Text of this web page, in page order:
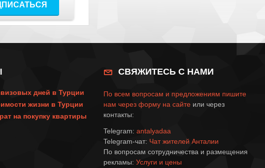
дней в Турции
жизни в Турции
на покупку квартиры
СВЯЖИТЕСЬ С НАМИ
По всем вопросам и предложениям пишите
нам через форму на сайтеили через
контакты:
Telegram: antalyadaa
Telegram-чат: Чат жителей Анталии
По вопросам сотрудничества и размещения
рекламы: Услуги и цены